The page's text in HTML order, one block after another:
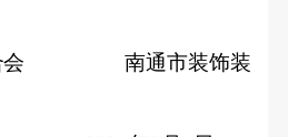
联合会南通市装饰装